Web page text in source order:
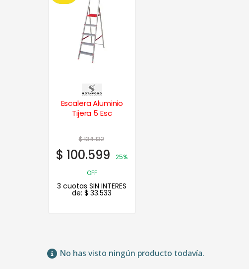
Escalera Aluminio
Tijera 5 Esc
$134.132
$ 100.599
25%
OFF
3 cuotas SIN INTERES
de:$ 33.533
No has visto ningún producto todavía.